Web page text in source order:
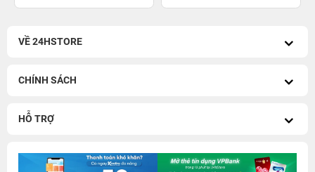
VỀ 24HSTORE
CHÍNH SÁCH
HỖ TRỢ